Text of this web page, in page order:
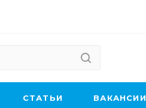
CТАТЬИ ВАКАНСИИ